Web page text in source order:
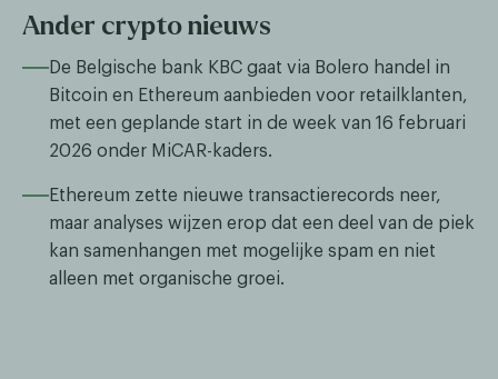
Ander crypto nieuws
De Belgische bank KBC gaat via Bolero handel in
Bitcoin en Ethereum aanbieden voor retailklanten,
met een geplande start in de week van 16 februari
2026 onder MiCAR-kaders.
Ethereum zette nieuwe transactierecords neer,
maar analyses wijzen erop dat een deel van de piek
kan samenhangen met mogelijke spam en niet
alleen met organische groei.